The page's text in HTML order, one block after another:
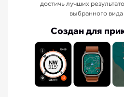
достичь лучших
выбранного вида
Создан для